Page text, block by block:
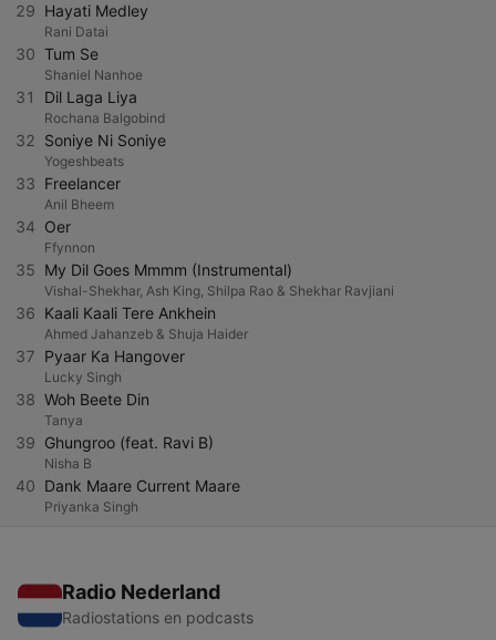
29 Hayati Medley
Rani Datai
30 Tum Se
Shaniel Nanhoe
31 Dil Laga Liya
Rochana Balgobind
32 Soniye Ni Soniye
Yogeshbeats
33 Freelancer
Anil Bheem
34 Oer
Ffynnon
35 My Dil Goes Mmmm (Instrumental)
Vishal-Shekhar, Ash King, Shilpa Rao & Shekhar Ravjiani
36 Kaali Kaali Tere Ankhein
Ahmed Jahanzeb & Shuja Haider
37 Pyaar Ka Hangover
Lucky Singh
38 Woh Beete Din
Tanya
39 Ghungroo (feat. Ravi B)
Nisha B
40 Dank Maare Current Maare
Priyanka Singh
Radio Nederland
Radiostations en podcasts